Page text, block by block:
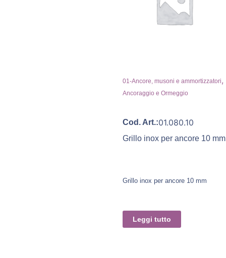
01-Ancore, musoni e ammortizzatori,
Ancoraggio e Ormeggio
Cod. Art.:01.080.10
Grillo inox per ancore 10 mm
Grillo inox per ancore 10 mm
Leggi tutto